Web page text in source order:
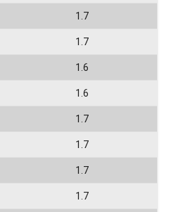
1.7
1.7
1.6
1.6
1.7
1.7
1.7
1.7